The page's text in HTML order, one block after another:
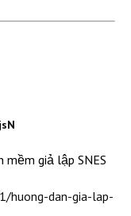
giả lập SNES
huong-dan-gia-lap-